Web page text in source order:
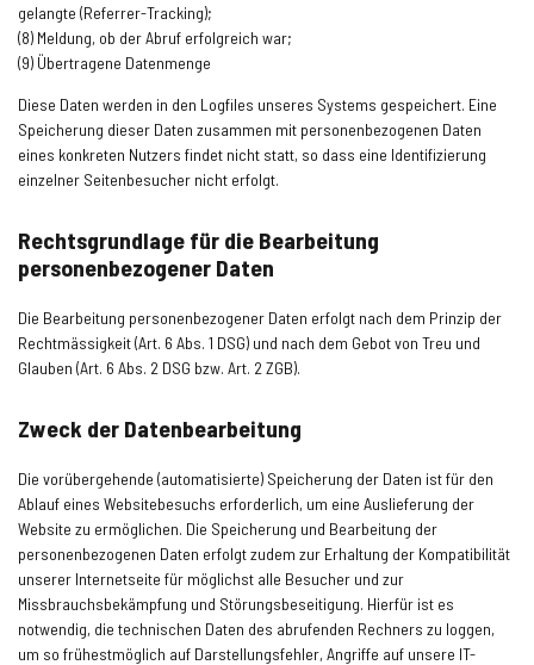
gelangte (Referrer-Tracking);
(8) Meldung, ob der Abruf erfolgreich war;
(9) Übertragene Datenmenge
Diese Daten werden in den Logfiles unseres Systems gespeichert. Eine
Speicherung dieser Daten zusammen mit personenbezogenen Daten
eines konkreten Nutzers findet nicht statt, so dass eine Identifizierung
einzelner Seitenbesucher nicht erfolgt.
Rechtsgrundlage für die Bearbeitung
personenbezogener Daten
Die Bearbeitung personenbezogener Daten erfolgt nach dem Prinzip der
Rechtmässigkeit (Art. 6 Abs. 1 DSG) und nach dem Gebot von Treu und
Glauben (Art. 6 Abs. 2 DSG bzw. Art. 2 ZGB).
Zweck der Datenbearbeitung
Die vorübergehende (automatisierte) Speicherung der Daten ist für den
Ablauf eines Websitebesuchs erforderlich, um eine Auslieferung der
Website zu ermöglichen. Die Speicherung und Bearbeitung der
personenbezogenen Daten erfolgt zudem zur Erhaltung der Kompatibilität
unserer Internetseite für möglichst alle Besucher und zur
Missbrauchsbekämpfung und Störungsbeseitigung. Hierfür ist es
notwendig, die technischen Daten des abrufenden Rechners zu loggen,
um so frühestmöglich auf Darstellungsfehler, Angriffe auf unsere IT-